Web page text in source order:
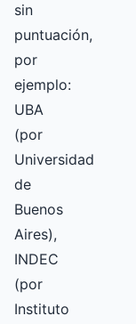
sin
puntuación,
por
ejemplo:
UBA
(por
Universidad
de
Buenos
Aires),
INDEC
(por
Instituto